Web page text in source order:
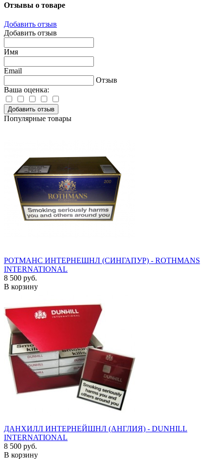
Отзывы о товаре
Добавить отзыв
Добавить отзыв
Имя
Email
Отзыв
Ваша оценка:
Добавить отзыв
Популярные товары
РОТМАНС ИНТЕРНЕШНЛ (СИНГАПУР) - ROTHMANS
INTERNATIONAL
8 500 руб.
В корзину
ДАНХИЛЛ ИНТЕРНЕЙШНЛ (АНГЛИЯ) - DUNHILL
INTERNATIONAL
8 500 руб.
В корзину